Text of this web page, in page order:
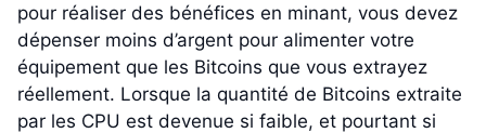
pour réaliser des bénéfices en minant, vous devez
dépenser moins d’argent pour alimenter votre
équipement que les Bitcoins que vous extrayez
réellement. Lorsque la quantité de Bitcoins extraite
par les CPU est devenue si faible, et pourtant si